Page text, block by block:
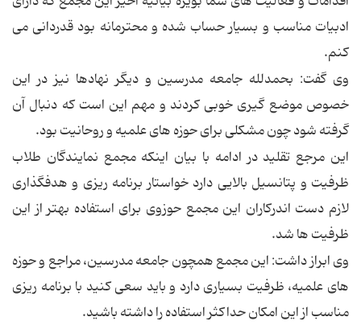
ادبیات مناسب و بسیار حساب شده و محترمانه بود قدردانی می
کنم.
وی گفت: بحمدلله جامعه مدرسین و دیگر نهادها نیز در این
خصوص موضع گیری خوبی کردند و مهم این است که دنبال آن
گرفته شود چون مشکلی برای حوزه های علمیه و روحانیت بود.
این مرجع تقلید در ادامه با بیان اینکه مجمع نمایندگان طلاب
ظرفیت و پتانسیل بالایی دارد خواستار برنامه ریزی و هدفگذاری
لازم دست اندرکاران این مجمع حوزوی برای استفاده بهتر از این
ظرفیت ها شد.
وی ابراز داشت: این مجمع همچون جامعه مدرسین، مراجع و حوزه
های علمیه، ظرفیت بسیاری دارد و باید سعی کنید با برنامه ریزی
مناسب از این امکان حداکثر استفاده را داشته باشید.